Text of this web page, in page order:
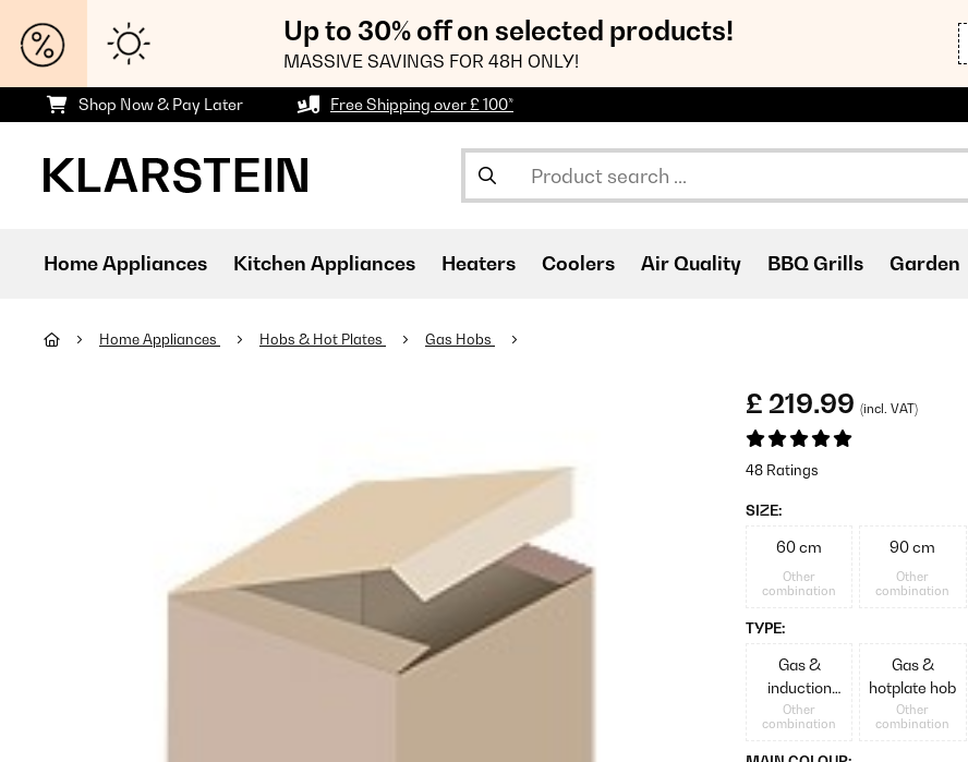
Up to 30% off on selected products!
MASSIVE SAVINGS FOR 48H ONLY!
Shop Now & Pay Later Free Shipping over £ 100*
Home Appliances Kitchen Appliances Heaters Coolers Air Quality BBQ Grills Garden
Home Appliances Hobs & Hot Plates Gas Hobs
£ 219.99 (incl. VAT)
48 Ratings
SIZE:
60 cm
Other
combination
90 cm
Other
combination
TYPE:
Gas &
induction
hob
Other
combination
Gas &
hotplate hob
Other
combination